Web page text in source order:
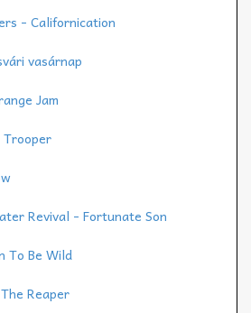
- Californication
vasárnap
Jam
Revival - Fortunate Son
To Be Wild
Reaper